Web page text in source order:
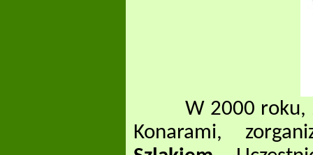
W 2000 roku, z
Konarami,